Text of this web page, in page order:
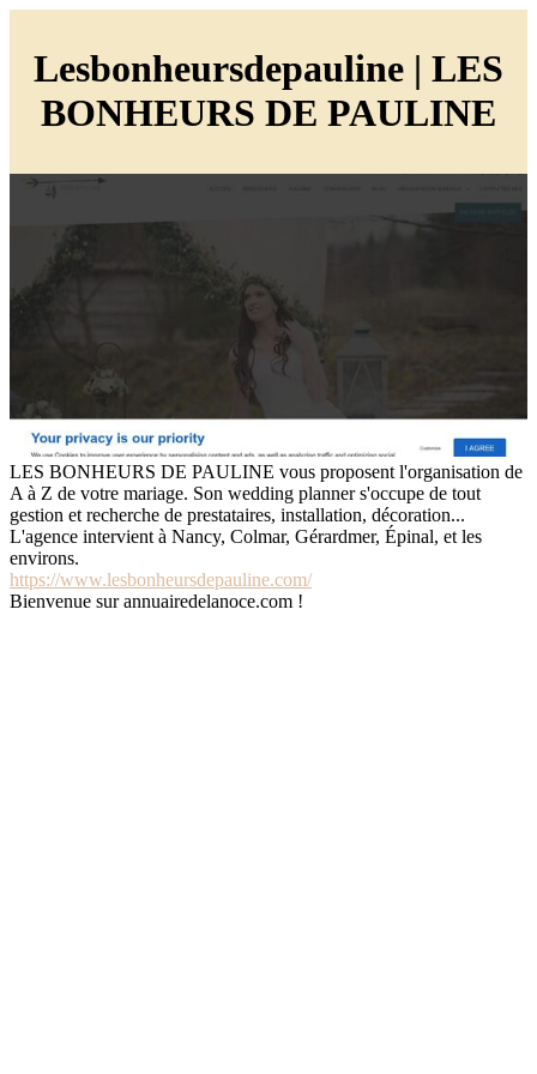
Les­bon­heursdepauli­ne | LES
BONHEURS DE PAULINE
LES BONHEURS DE PAULINE vous proposent l'organisation de
A à Z de votre mariage. Son wedding planner s'occupe de tout
gestion et recherche de prestataires, installation, décoration...
L'agence intervient à Nancy, Colmar, Gérardmer, Épinal, et les
environs.
https://www.lesbonheursdepauline.com/
Bienvenue sur annuairedelanoce.com !